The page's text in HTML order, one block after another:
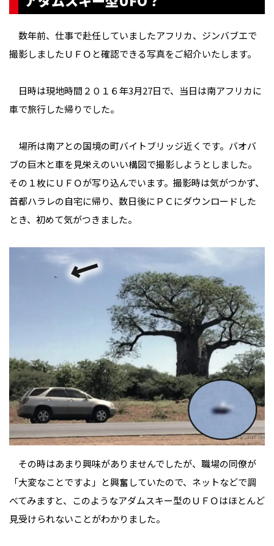
数年前、仕事で赴任していましたアフリカ、ジンバブエで
撮影しましたＵＦＯと確認できる写真をご紹介いたします。
日時は現地時間２０１６年3月27日で、当日は南アフリカに
車で旅行した帰りでした。
場所は南アとの国境の町バイトブリッジ近くです。バオバ
ブの巨木と車を見栄えのいい構図で撮影しようとしました。
その１枚にＵＦＯが写り込んでいます。撮影時は気がつかず、
首都ハラレの自宅に帰り、数日後にＰＣにダウンロードした
とき、初めて気がつきました。
その時はあまり興味がありませんでしたが、職場の同僚が
「大変なことですよ」と興奮していたので、ネットなどで調
べてみますと、このようなアダムスキー型のＵＦＯはほとんど
見受けられないことがわかりました。